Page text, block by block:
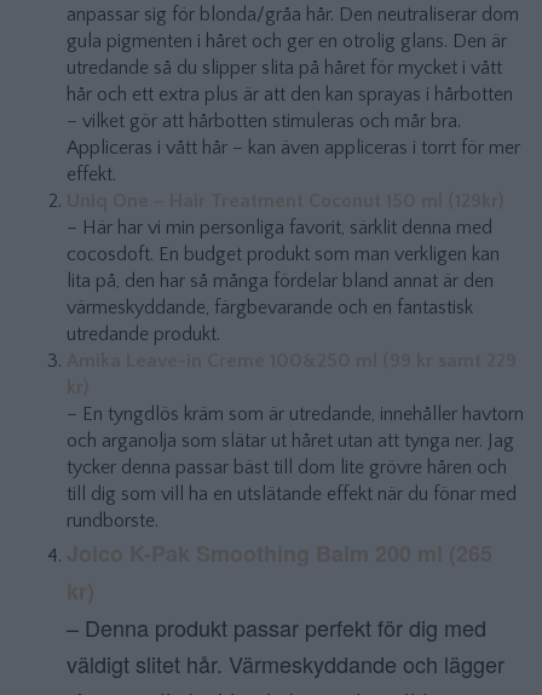
anpassar sig för blonda/gråa hår. Den neutraliserar dom
gula pigmenten i håret och ger en otrolig glans. Den är
utredande så du slipper slita på håret för mycket i vått
hår och ett extra plus är att den kan sprayas i hårbotten
– vilket gör att hårbotten stimuleras och mår bra.
Appliceras i vått hår – kan även appliceras i torrt för mer
effekt.
– Här har vi min personliga favorit, särklit denna med
cocosdoft. En budget produkt som man verkligen kan
lita på, den har så många fördelar bland annat är den
värmeskyddande, färgbevarande och en fantastisk
utredande produkt.
– En tyngdlös kräm som är utredande, innehåller havtorn
och arganolja som slätar ut håret utan att tynga ner. Jag
tycker denna passar bäst till dom lite grövre håren och
till dig som vill ha en utslätande effekt när du fönar med
rundborste.
– Denna produkt passar perfekt för dig med
väldigt slitet hår. Värmeskyddande och lägger